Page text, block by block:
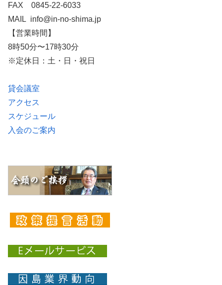
FAX 0845-22-6033
MAIL info@in-no-shima.jp
【営業時間】
8時50分〜17時30分
※定休日：土・日・祝日
貸会議室
アクセス
スケジュール
入会のご案内